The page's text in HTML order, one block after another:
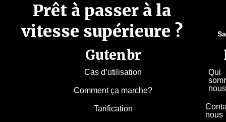
Prêt à passer à la
vitesse supérieure ?
Gutenbr
Cas d’utilisation
Comment ça marche?
Tarification
Qui
nous